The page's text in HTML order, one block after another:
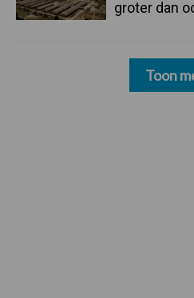
groter dan
Toon